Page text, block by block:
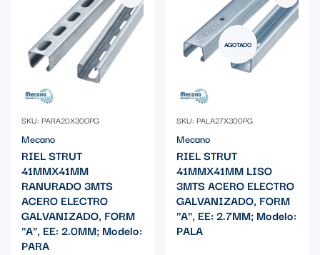
SKU: PARA20X300PG
Mecano
RIEL STRUT
41MMX41MM
RANURADO 3MTS
ACERO ELECTRO
GALVANIZADO, FORM
"A", EE: 2.0MM; Modelo:
PARA
AGOTADO
SKU: PALA27X300PG
Mecano
RIEL STRUT
41MMX41MM LISO
3MTS ACERO ELECTRO
GALVANIZADO, FORM
"A", EE: 2.7MM; Modelo:
PALA